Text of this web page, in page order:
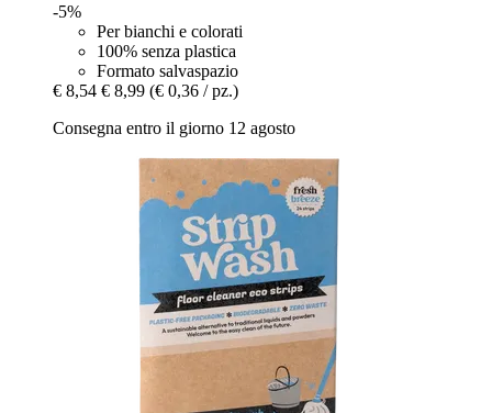
-5%
Per bianchi e colorati
100% senza plastica
Formato salvaspazio
€ 8,54 € 8,99 (€ 0,36 / pz.)
Consegna entro il giorno 12 agosto